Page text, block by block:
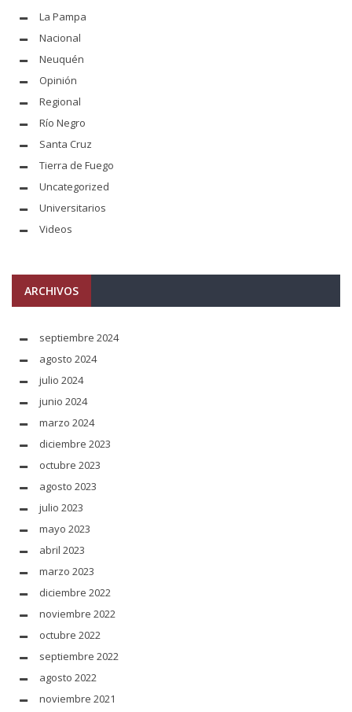
La Pampa
Nacional
Neuquén
Opinión
Regional
Río Negro
Santa Cruz
Tierra de Fuego
Uncategorized
Universitarios
Videos
ARCHIVOS
septiembre 2024
agosto 2024
julio 2024
junio 2024
marzo 2024
diciembre 2023
octubre 2023
agosto 2023
julio 2023
mayo 2023
abril 2023
marzo 2023
diciembre 2022
noviembre 2022
octubre 2022
septiembre 2022
agosto 2022
noviembre 2021